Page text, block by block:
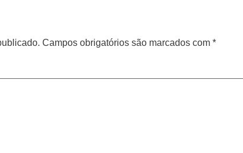
Campos obrigatórios são marcados com *